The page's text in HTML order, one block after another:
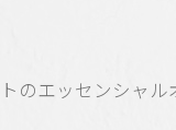
のエッセンシャル